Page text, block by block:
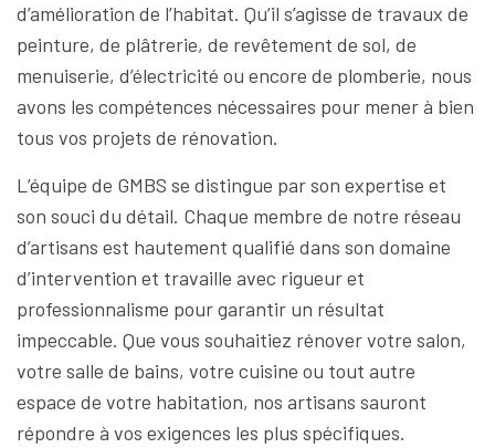
d’amélioration de l’habitat. Qu’il s’agisse de travaux de
peinture, de plâtrerie, de revêtement de sol, de
menuiserie, d’électricité ou encore de plomberie, nous
avons les compétences nécessaires pour mener à bien
tous vos projets de rénovation.
L’équipe de GMBS se distingue par son expertise et
son souci du détail. Chaque membre de notre réseau
d’artisans est hautement qualifié dans son domaine
d’intervention et travaille avec rigueur et
professionnalisme pour garantir un résultat
impeccable. Que vous souhaitiez rénover votre salon,
votre salle de bains, votre cuisine ou tout autre
espace de votre habitation, nos artisans sauront
répondre à vos exigences les plus spécifiques.